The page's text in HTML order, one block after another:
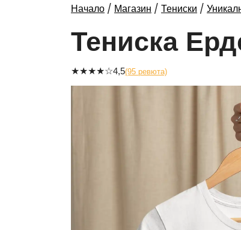
Начало / Магазин / Тениски /
Тениска
★★★★☆4,5(95 ревюта)